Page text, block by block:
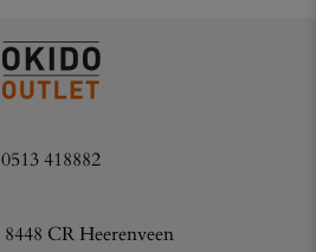
0513 418882
CR Heerenveen